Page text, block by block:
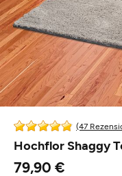
(47
Hochflor Shaggy
79,90 €